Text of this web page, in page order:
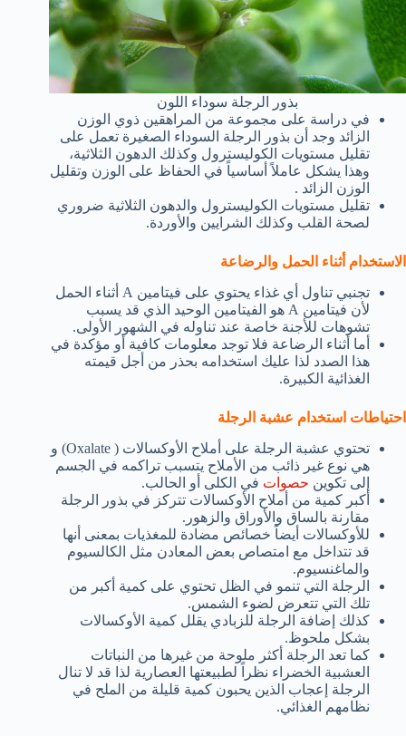
بذور الرجلة سوداء اللون
في دراسة على مجموعة من المراهقين ذوي الوزن
الزائد وجد أن بذور الرجلة السوداء الصغيرة تعمل على
تقليل مستويات الكوليسترول وكذلك الدهون الثلاثية،
وهذا يشكل عاملاً أساسياً في الحفاظ على الوزن وتقليل
الوزن الزائد .
تقليل مستويات الكوليسترول والدهون الثلاثية ضروري
لصحة القلب وكذلك الشرايين والأوردة.
الاستخدام أثناء الحمل والرضاعة
تجنبي تناول أي غذاء يحتوي على فيتامين A أثناء الحمل
لأن فيتامين A هو الفيتامين الوحيد الذي قد يسبب
تشوهات للأجنة خاصة عند تناوله في الشهور الأولى.
أما أثناء الرضاعة فلا توجد معلومات كافية أو مؤكدة في
هذا الصدد لذا عليك استخدامه بحذر من أجل قيمته
الغذائية الكبيرة.
احتياطات استخدام عشبة الرجلة
تحتوي عشبة الرجلة على أملاح الأوكسالات ( Oxalate) و
هي نوع غير ذائب من الأملاح يتسبب تراكمه في الجسم
إلى تكوين حصوات في الكلى أو الحالب.
أكبر كمية من أملاح الأوكسالات تتركز في بذور الرجلة
مقارنة بالساق والأوراق والزهور.
للأوكسالات أيضاً خصائص مضادة للمغذيات بمعنى أنها
قد تتداخل مع امتصاص بعض المعادن مثل الكالسيوم
والماغنسيوم.
الرجلة التي تنمو في الظل تحتوي على كمية أكبر من
تلك التي تتعرض لضوء الشمس.
كذلك إضافة الرجلة للزبادي يقلل كمية الأوكسالات
بشكل ملحوظ.
كما تعد الرجلة أكثر ملوحة من غيرها من النباتات
العشبية الخضراء نظراً لطبيعتها العصارية لذا قد لا تنال
الرجلة إعجاب الذين يحبون كمية قليلة من الملح في
نظامهم الغذائي.